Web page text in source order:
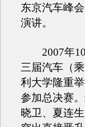
东京汽车峰
演讲。
2007年10
三届汽车（
利大学隆重
参加总决赛
晓卫、夏连